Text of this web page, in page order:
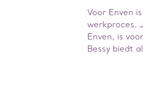
Voor Enven
werkproces.
Enven, is
Bessy biedt